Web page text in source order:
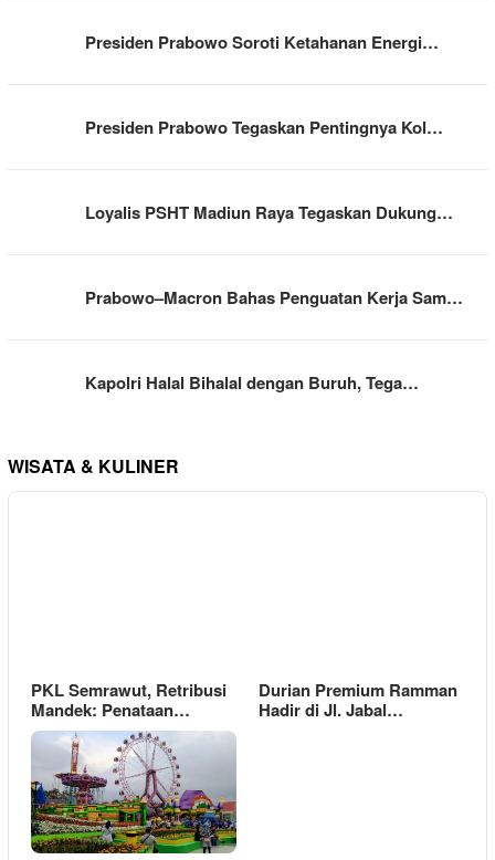
Presiden Prabowo Soroti Ketahanan Energi…
Presiden Prabowo Tegaskan Pentingnya Kol…
Loyalis PSHT Madiun Raya Tegaskan Dukung…
Prabowo–Macron Bahas Penguatan Kerja Sam…
Kapolri Halal Bihalal dengan Buruh, Tega…
WISATA & KULINER
PKL Semrawut, Retribusi
Mandek: Penataan…
Durian Premium Ramman
Hadir di Jl. Jabal…